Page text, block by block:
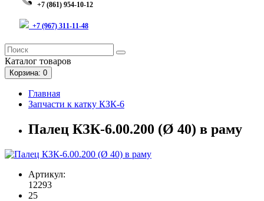
+7 (861) 954-10-12
+7 (967) 311-11-48
Каталог товаров
Корзина: 0
Главная
Запчасти к катку КЗК-6
Палец КЗК-6.00.200 (Ø 40) в раму
Артикул:
12293
25